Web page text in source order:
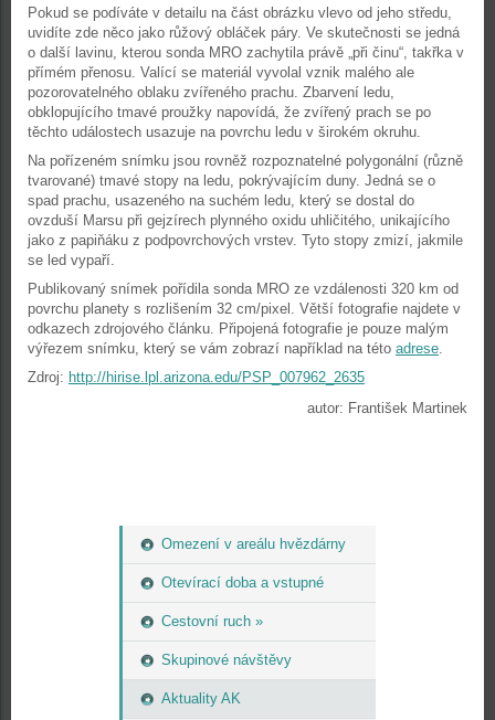
Omezení v areálu hvězdárny
Otevírací doba a vstupné
Cestovní ruch »
Skupinové návštěvy
Aktuality AK
Pokud se podíváte v detailu na část obrázku vlevo od jeho středu,
uvidíte zde něco jako růžový obláček páry. Ve skutečnosti se jedná
o další lavinu, kterou sonda MRO zachytila právě „při činu“, takřka v
přímém přenosu. Valící se materiál vyvolal vznik malého ale
pozorovatelného oblaku zvířeného prachu. Zbarvení ledu,
obklopujícího tmavé proužky napovídá, že zvířený prach se po
těchto událostech usazuje na povrchu ledu v širokém okruhu.
Na pořízeném snímku jsou rovněž rozpoznatelné polygonální (různě
tvarované) tmavé stopy na ledu, pokrývajícím duny. Jedná se o
spad prachu, usazeného na suchém ledu, který se dostal do
ovzduší Marsu při gejzírech plynného oxidu uhličitého, unikajícího
jako z papiňáku z podpovrchových vrstev. Tyto stopy zmizí, jakmile
se led vypaří.
Publikovaný snímek pořídila sonda MRO ze vzdálenosti 320 km od
povrchu planety s rozlišením 32 cm/pixel. Větší fotografie najdete v
odkazech zdrojového článku. Připojená fotografie je pouze malým
výřezem snímku, který se vám zobrazí například na této adrese.
Zdroj: http://hirise.lpl.arizona.edu/PSP_007962_2635
autor: František Martinek